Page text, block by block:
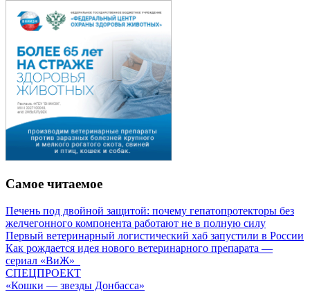
Самое читаемое
Печень под двойной защитой: почему гепатопротекторы без
желчегонного компонента работают не в полную силу
Первый ветеринарный логистический хаб запустили в России
Как рождается идея нового ветеринарного препарата —
сериал «ВиЖ»
СПЕЦПРОЕКТ
«Кошки — звезды Донбасса»